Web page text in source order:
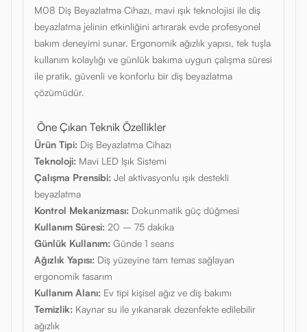
M08 Diş Beyazlatma Cihazı, mavi ışık teknolojisi ile diş
beyazlatma jelinin etkinliğini artırarak evde profesyonel
bakım deneyimi sunar. Ergonomik ağızlık yapısı, tek tuşla
kullanım kolaylığı ve günlük bakıma uygun çalışma süresi
ile pratik, güvenli ve konforlu bir diş beyazlatma
çözümüdür.
Öne Çıkan Teknik Özellikler
Ürün Tipi: Diş Beyazlatma Cihazı
Teknoloji: Mavi LED Işık Sistemi
Çalışma Prensibi: Jel aktivasyonlu ışık destekli
beyazlatma
Kontrol Mekanizması: Dokunmatik güç düğmesi
Kullanım Süresi: 20 – 75 dakika
Günlük Kullanım: Günde 1 seans
Ağızlık Yapısı: Diş yüzeyine tam temas sağlayan
ergonomik tasarım
Kullanım Alanı: Ev tipi kişisel ağız ve diş bakımı
Temizlik: Kaynar su ile yıkanarak dezenfekte edilebilir
ağızlık